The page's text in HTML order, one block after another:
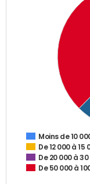
Moins de 10
De 12 000 à 15
De 20 000 à
De 50 000 à